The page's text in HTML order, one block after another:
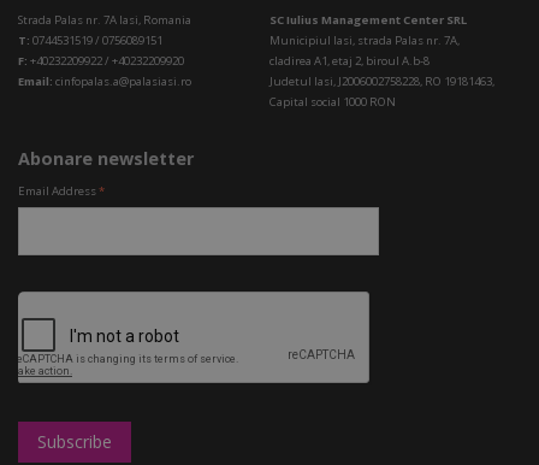
Strada Palas nr. 7A Iasi, Romania
T: 0744531519 / 0756089151
F: +40232209922 / +40232209920
Email: cinfopalas.a@palasiasi.ro
SC Iulius Management Center SRL
Municipiul Iasi, strada Palas nr. 7A,
cladirea A1, etaj 2, biroul A.b-8
Judetul Iasi, J2006002758228, RO 19181463,
Capital social 1000 RON
Abonare newsletter
Email Address*